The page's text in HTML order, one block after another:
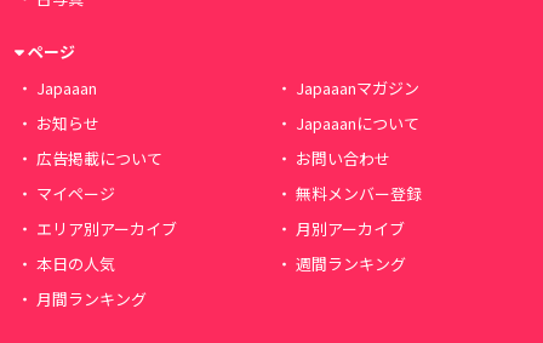
ページ
Japaaan
Japaaanマガジン
お知らせ
Japaaanについて
広告掲載について
お問い合わせ
マイページ
無料メンバー登録
エリア別アーカイブ
月別アーカイブ
本日の人気
週間ランキング
月間ランキング